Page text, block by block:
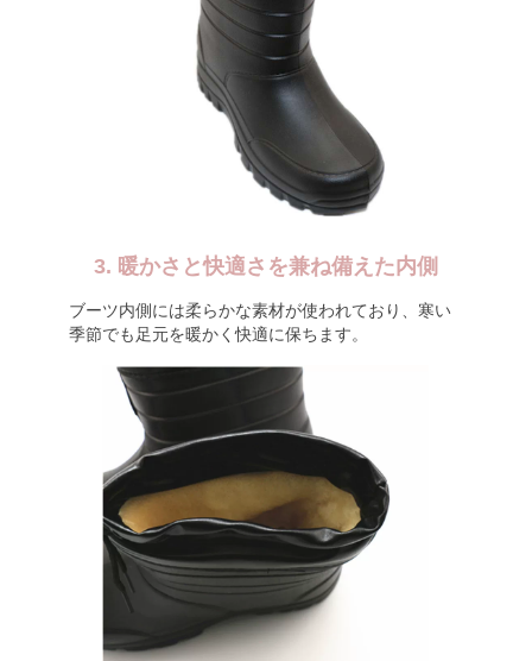
3. 暖かさと快適さを兼ね備えた内側
ブーツ内側には柔らかな素材が使われており、寒い
季節でも足元を暖かく快適に保ちます。